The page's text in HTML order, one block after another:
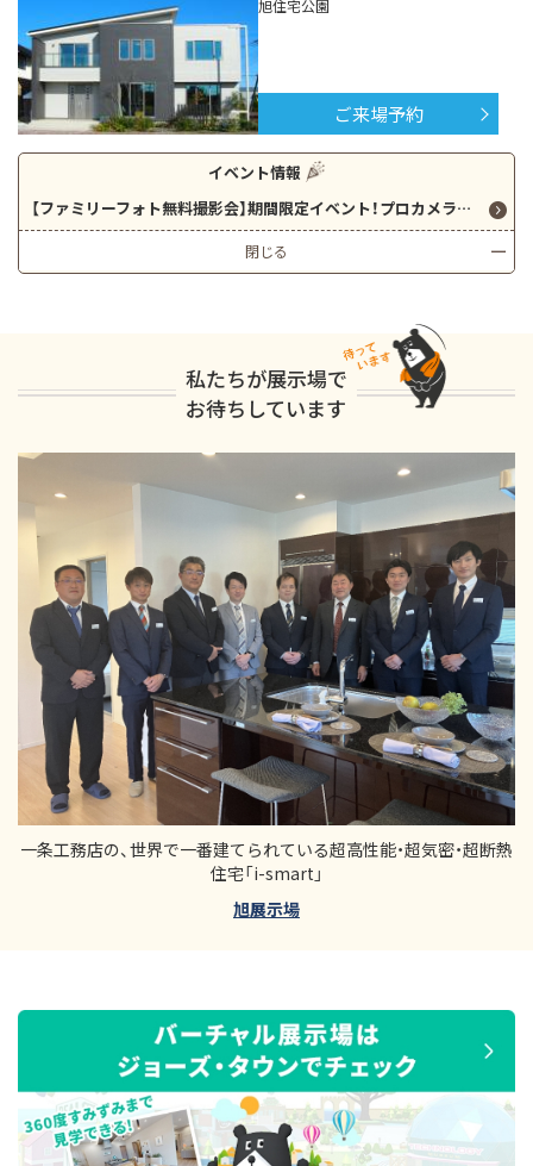
旭住宅公園
ご来場予約
イベント情報
【ファミリーフォト無料撮影会】期間限定イベント！プロカメラマンによる撮影会を無料で開催いたします！
閉じる
私たちが展示場で
お待ちしています
一条工務店の、世界で一番建てられている超高性能・超気密・超断熱
住宅「i-smart」
旭展示場